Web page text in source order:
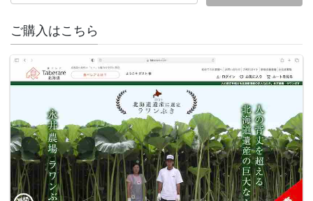
ご購入はこちら